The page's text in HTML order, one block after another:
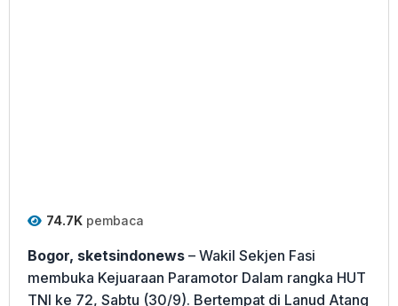
74.7K pembaca
Bogor, sketsindonews – Wakil Sekjen Fasi
membuka Kejuaraan Paramotor Dalam rangka HUT
TNI ke 72, Sabtu (30/9). Bertempat di Lanud Atang